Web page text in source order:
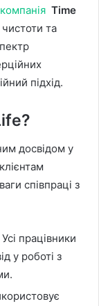
Time
та
підхід.
досвідом у
співпраці з
Усі працівники
у роботі з